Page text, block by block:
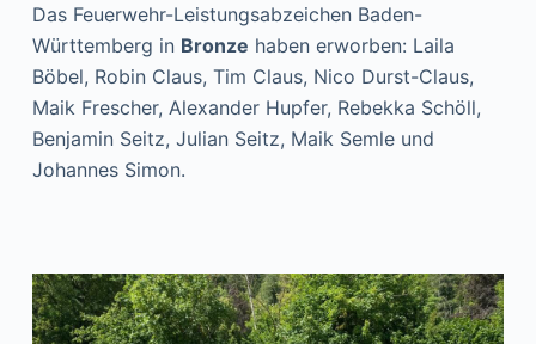
Das Feuerwehr-Leistungsabzeichen Baden-
Württemberg in Bronze haben erworben: Laila
Böbel, Robin Claus, Tim Claus, Nico Durst-Claus,
Maik Frescher, Alexander Hupfer, Rebekka Schöll,
Benjamin Seitz, Julian Seitz, Maik Semle und
Johannes Simon.